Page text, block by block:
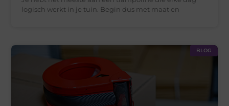
logisch werkt in je tuin. Begin dus met maat en
BLOG